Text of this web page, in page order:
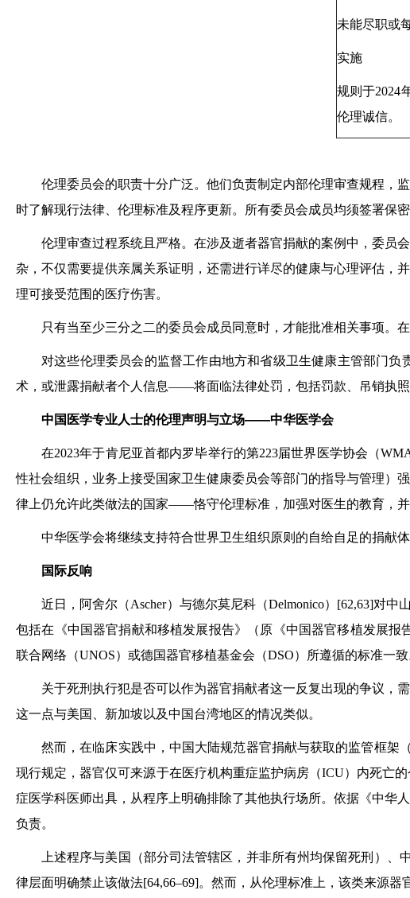
未能尽职或
实施
规则于2024
伦理诚信。
伦理委员会的职责十分广泛。他们负责制定内部伦理审查规程，
时了解现行法律、伦理标准及程序更新。所有委员会成员均须签署保
伦理审查过程系统且严格。在涉及逝者器官捐献的案例中，委员
杂，不仅需要提供亲属关系证明，还需进行详尽的健康与心理评估，
理可接受范围的医疗伤害。
只有当至少三分之二的委员会成员同意时，才能批准相关事项。
对这些伦理委员会的监督工作由地方和省级卫生健康主管部门
术，或泄露捐献者个人信息——将面临法律处罚，包括罚款、吊销执照
中国医学专业人士的伦理声明与立场——中华医学会
在2023年于肯尼亚首都内罗毕举行的第223届世界医学协会（
性社会组织，业务上接受国家卫生健康委员会等部门的指导与管理
律上仍允许此类做法的国家——恪守伦理标准，加强对医生的教育，并
中华医学会将继续支持符合世界卫生组织原则的自给自足的捐献
国际反响
近日，阿舍尔（Ascher）与德尔莫尼科（Delmonico）[62,63]对
包括在《中国器官捐献和移植发展报告》（原《中国器官移植发展
联合网络（UNOS）或德国器官移植基金会（DSO）所遵循的标准一致
关于死刑执行犯是否可以作为器官捐献者这一反复出现的争议
这一点与美国、新加坡以及中国台湾地区的情况类似。
然而，在临床实践中，中国大陆规范器官捐献与获取的监管框
现行规定，器官仅可来源于在医疗机构重症监护病房（ICU）内死亡
症医学科医师出具，从程序上明确排除了其他执行场所。依据《中华
负责。
上述程序与美国（部分司法管辖区，并非所有州均保留死刑）
律层面明确禁止该做法[64,66–69]。然而，从伦理标准上，该类来源器